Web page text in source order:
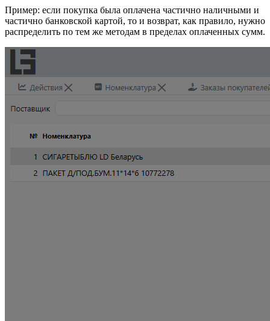
Пример: если покупка была оплачена частично наличными и
частично банковской картой, то и возврат, как правило, нужно
распределить по тем же методам в пределах оплаченных сумм.